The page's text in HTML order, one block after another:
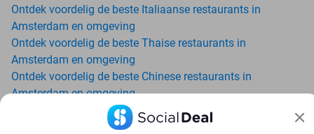
Ontdek voordelig de beste Italiaanse restaurants in
Amsterdam en omgeving
Ontdek voordelig de beste Thaise restaurants in
Amsterdam en omgeving
Ontdek voordelig de beste Chinese restaurants in
Amsterdam en omgeving
Geniet van matcha met tot wel 70% korting in de buurt van
Amsterdam - Social Deal